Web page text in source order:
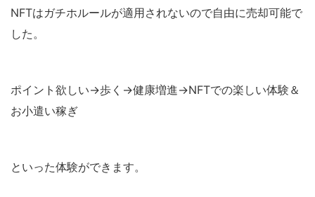
NFTはガチホルールが適用されないので自由に売却可能で
した。
ポイント欲しい→歩く→健康増進→NFTでの楽しい体験＆
お小遣い稼ぎ
といった体験ができます。